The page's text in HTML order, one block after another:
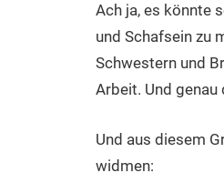
Ach ja, es könnte
und Schafsein zu
Schwestern und
Arbeit. Und genau
Und aus diesem
widmen: